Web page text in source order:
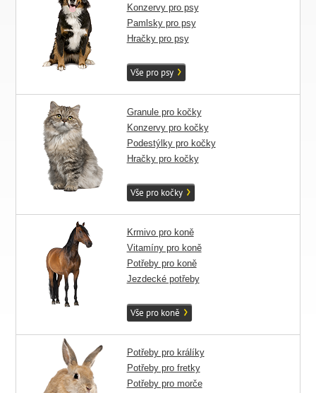
Konzervy pro psy
Pamlsky pro psy
Hračky pro psy
Vše pro psy
Granule pro kočky
Konzervy pro kočky
Podestýlky pro kočky
Hračky pro kočky
Vše pro kočky
Krmivo pro koně
Vitamíny pro koně
Potřeby pro koně
Jezdecké potřeby
Vše pro koně
Potřeby pro králíky
Potřeby pro fretky
Potřeby pro morče